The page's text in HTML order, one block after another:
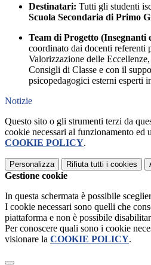
Destinatari: Tutti gli studenti
Scuola Secondaria di Primo
Team di Progetto (Insegnanti
coordinato dai docenti referenti
Valorizzazione delle
Consigli di Classe e con il
psicopedagogici esterni esperti
Notizie
Questo sito o gli strumenti terzi da
cookie necessari al funzionamento
COOKIE POLICY.
Personalizza Rifiuta tutti i cookies
Gestione cookie
In questa schermata è possibile
I cookie necessari sono quelli che
piattaforma e non è possibile
Per conoscere quali sono i cookie
visionare la COOKIE POLICY.